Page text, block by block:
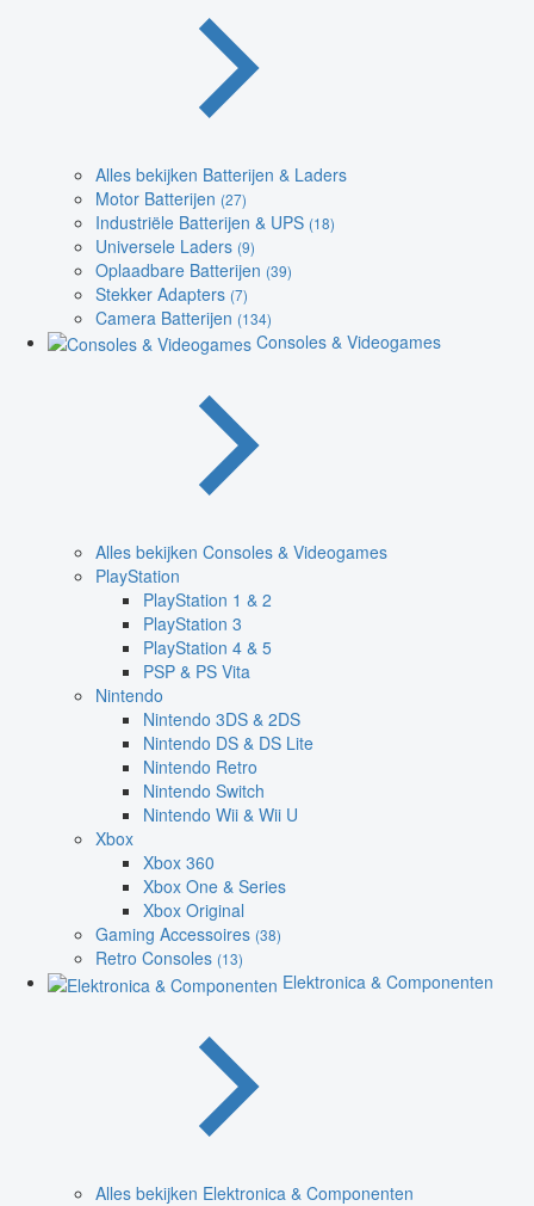
Alles bekijken Batterijen & Laders
Motor Batterijen (27)
Industriële Batterijen & UPS (18)
Universele Laders (9)
Oplaadbare Batterijen (39)
Stekker Adapters (7)
Camera Batterijen (134)
Consoles & Videogames
Alles bekijken Consoles & Videogames
PlayStation
PlayStation 1 & 2
PlayStation 3
PlayStation 4 & 5
PSP & PS Vita
Nintendo
Nintendo 3DS & 2DS
Nintendo DS & DS Lite
Nintendo Retro
Nintendo Switch
Nintendo Wii & Wii U
Xbox
Xbox 360
Xbox One & Series
Xbox Original
Gaming Accessoires (38)
Retro Consoles (13)
Elektronica & Componenten
Alles bekijken Elektronica & Componenten